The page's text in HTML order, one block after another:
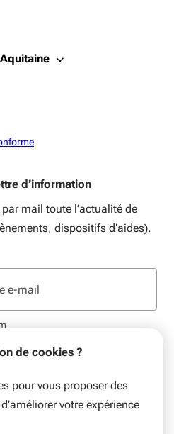
de cookies ?
pour vous proposer des
votre expérience
NOUVELLE FENÊTRE
UNE NOUVELLE FENÊTRE
DANS UNE NOUVELLE FENÊTRE
OUVERTURE DANS UNE NOUVELLE FENÊTRE
d’information
mail toute l’actualité de
dispositifs d’aides).